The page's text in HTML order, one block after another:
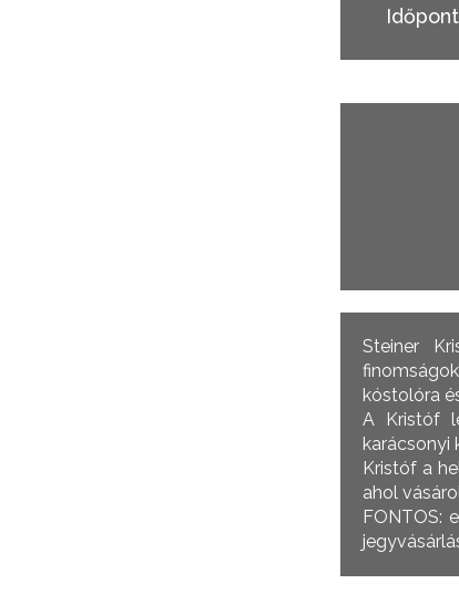
Steiner
kóstolóra
A Kristóf
karácsonyi
Kristóf a
ahol
FONTOS: